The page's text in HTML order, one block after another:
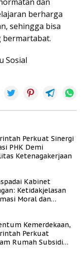
berharga
sehingga bisa
bermartabat.
Sosial
Perkuat Sinergi
PHK Demi
Ketenagakerjaan
Kabinet
Ketidakjelasan
Moral dan
Kemerdekaan,
Perkuat
Rumah Subsidi